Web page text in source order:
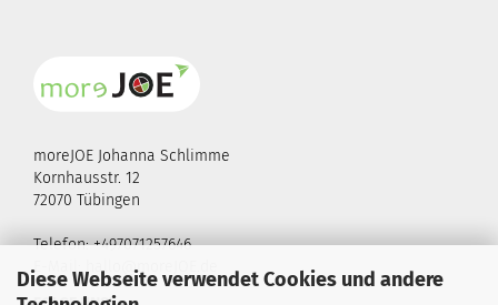
Diese Webseite verwendet Cookies und andere
moreJOE Johanna Schlimme
Kornhausstr. 12
72070 Tübingen
Telefon: +497071257646
E-Mail:
hallo@moreJOE.de